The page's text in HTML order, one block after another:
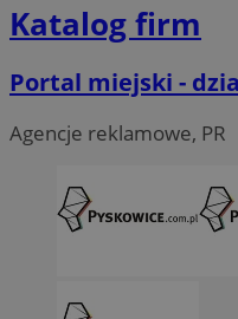
Katalog firm
Portal miejski -
Agencje reklamowe, PR